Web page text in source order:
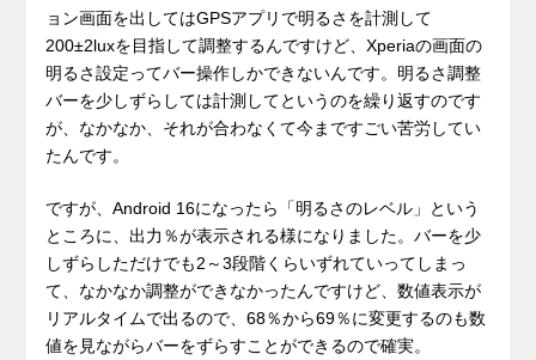
ョン画面を出してはGPSアプリで明るさを計測して
200±2luxを目指して調整するんですけど、Xperiaの画面の
明るさ設定ってバー操作しかできないんです。明るさ調整
バーを少しずらしては計測してというのを繰り返すのです
が、なかなか、それが合わなくて今まですごい苦労してい
たんです。
ですが、Android 16になったら「明るさのレベル」という
ところに、出力％が表示される様になりました。バーを少
しずらしただけでも2～3段階くらいずれていってしまっ
て、なかなか調整ができなかったんですけど、数値表示が
リアルタイムで出るので、68％から69％に変更するのも数
値を見ながらバーをずらすことができるので確実。